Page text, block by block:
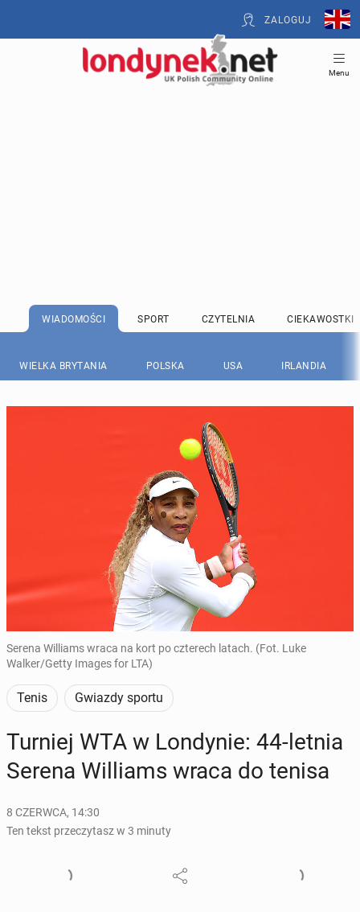
ZALOGUJ
Menu
WIADOMOŚCI SPORT CZYTELNIA CIEKAWOSTKI
WIELKA BRYTANIA POLSKA USA IRLANDIA
Serena Williams wraca na kort po czterech latach. (Fot. Luke
Walker/Getty Images for LTA)
Tenis Gwiazdy sportu
Turniej WTA w Lon­dy­nie: 44-letnia
Serena Wil­liams wraca do tenisa
8 CZERWCA, 14:30
Ten tekst przeczytasz w 3 minuty